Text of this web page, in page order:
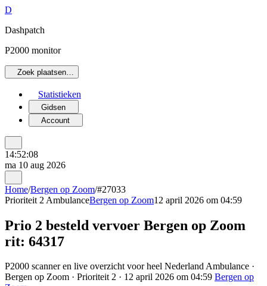
D
Dashpatch
P2000 monitor
Zoek plaatsen…
Statistieken
Gidsen
Account
14:52:08
ma 10 aug 2026
Home/Bergen op Zoom/#27033
Prioriteit 2 AmbulanceBergen op Zoom12 april 2026 om 04:59
Prio 2 besteld vervoer Bergen op Zoom
rit: 64317
P2000 scanner en live overzicht voor heel Nederland Ambulance ·
Bergen op Zoom · Prioriteit 2 · 12 april 2026 om 04:59 Bergen op